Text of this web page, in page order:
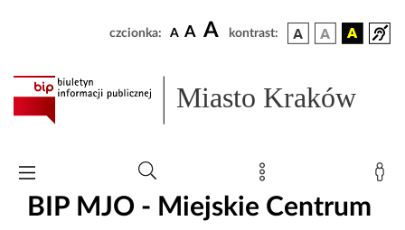
czcionka: A A A kontrast:
Miasto Kraków
BIP MJO - Miejskie Centrum